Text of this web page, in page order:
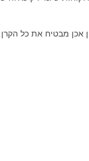
אכן מבטיח את כל